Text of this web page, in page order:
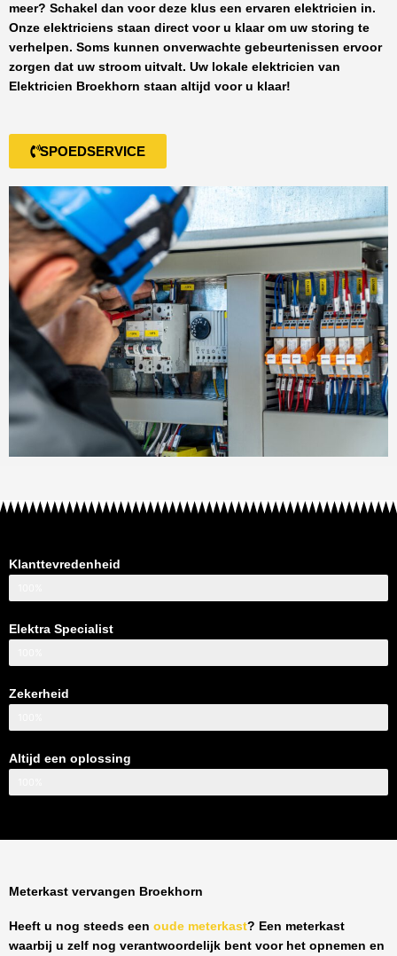
meer? Schakel dan voor deze klus een ervaren elektricien in.
Onze elektriciens staan direct voor u klaar om uw storing te
verhelpen. Soms kunnen onverwachte gebeurtenissen ervoor
zorgen dat uw stroom uitvalt. Uw lokale elektricien van
Elektricien Broekhorn staan altijd voor u klaar!
SPOEDSERVICE
Klanttevredenheid
Elektra Specialist
Zekerheid
Altijd een oplossing
Meterkast vervangen Broekhorn
Heeft u nog steeds een oude meterkast? Een meterkast
waarbij u zelf nog verantwoordelijk bent voor het opnemen en